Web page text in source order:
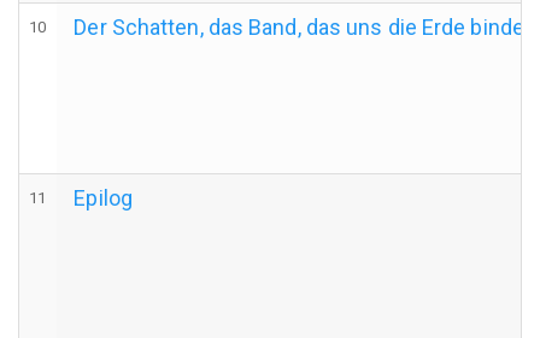
10 Der Schatten, das Band, das uns die Erde
11 Epilog